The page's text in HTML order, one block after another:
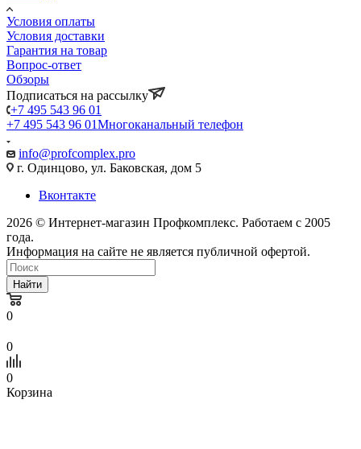
Условия оплаты
Условия доставки
Гарантия на товар
Вопрос-ответ
Обзоры
Подписаться на рассылку
+7 495 543 96 01
+7 495 543 96 01Многоканальный телефон
info@profcomplex.pro
г. Одинцово, ул. Баковская, дом 5
Вконтакте
2026 © Интернет-магазин Профкомплекс. Работаем с 2005
года.
Информация на сайте не является публичной офертой.
Найти
0
0
0
Корзина